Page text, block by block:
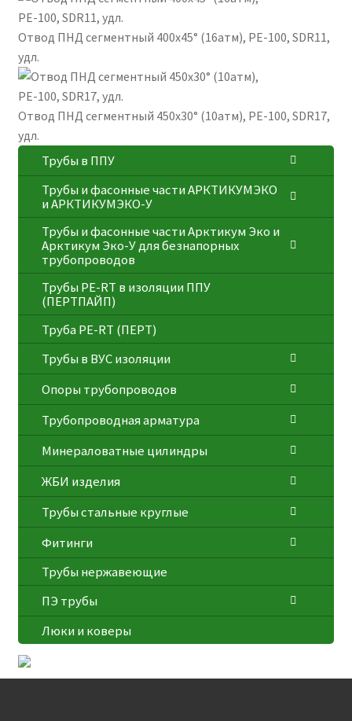
Отвод ПНД сегментный 400х45° (16атм), РЕ-100, SDR11,
удл.
Отвод ПНД сегментный 450х30° (10атм), РЕ-100, SDR17,
удл.
Трубы в ППУ
Трубы и фасонные части АРКТИКУМЭКО
и АРКТИКУМЭКО-У
Трубы и фасонные части Арктикум Эко и
Арктикум Эко-У для безнапорных
трубопроводов
Трубы PE-RT в изоляции ППУ
(ПЕРТПАЙП)
⁠Трубa PE-RT (ПЕРТ)
Трубы в ВУС изоляции
Опоры трубопроводов
Трубопроводная арматура
Минераловатные цилиндры
ЖБИ изделия
Трубы стальные круглые
Фитинги
Трубы нержавеющие
ПЭ трубы
Люки и коверы